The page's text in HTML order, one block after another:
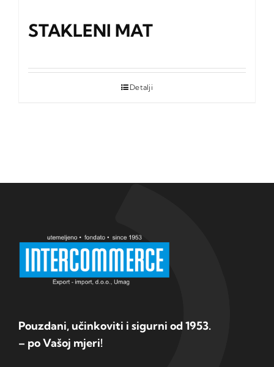
STAKLENI MAT
Detalji
Pouzdani, učinkoviti i sigurni od 1953.
– po Vašoj mjeri!